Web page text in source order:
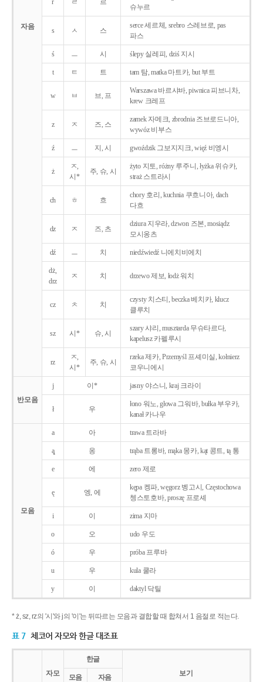
자음
r ㄹ 르
슈누르
s ㅅ 스
serce 세르체, srebro 스레브로, pas
파스
ś ㅡ 시 ślepy 실레피, dziś 지시
t ㅌ 트 tam 탐, matka 마트카, but 부트
w ㅂ 브, 프
Warszawa 바르샤바, piwnica 피브니차,
krew 크레프
z ㅈ 즈, 스
zamek 자메크, zbrodnia 즈브로드니아,
wywóz 비부스
ź ㅡ 지, 시 gwoździk 그보지지크, więź 비엥시
ż
ㅈ,
시*
주, 슈, 시
żyto 지토, różny 루주니, łyżka 위슈카,
straż 스트라시
ch ㅎ 흐
chory 호리, kuchnia 쿠흐니아, dach
다흐
dz ㅈ 즈, 츠
dziura 지우라, dzwon 즈본, mosiądz
모시옹츠
dź ㅡ 치 niedźwiedź 니에치비에치
dż,
drz
ㅈ 치 drzewo 제보, łodż 워치
cz ㅊ 치
czysty 치스티, beczka 베치카, klucz
클루치
sz 시* 슈, 시
szary 샤리, musztarda 무슈타르다,
kapelusz 카펠루시
rz
ㅈ,
시*
주, 슈, 시
rzeka 제카, Przemyśl 프셰미실, kołnierz
코우니에시
반모음
j 이* jasny 야스니, kraj 크라이
ł 우
łono 워노, głowa 그워바, bułka 부우카,
kanał 카나우
모음
a 아 trawa 트라바
ą̨ 옹 trąba 트롱바, mąka 몽카, kąt 콩트, tą 통
e 에 zero 제로
ę 엥, 에
kępa 켕파, węgorz 벵고시, Częstochowa
쳉스토호바, proszę 프로셰
i 이 zima 지마
o 오 udo 우도
ó 우 próba 프루바
u 우 kula 쿨라
y 이 daktyl 닥틸
* ż, sz, rz의 '시'와 j의 '이'는 뒤따르는 모음과 결합할 때 합쳐서 1 음절로 적는다.
표 7 체코어 자모와 한글 대조표
자모
한글
보기
모음
자음